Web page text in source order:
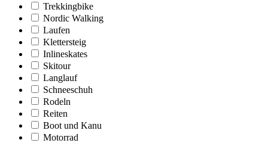
Trekkingbike
Nordic Walking
Laufen
Klettersteig
Inlineskates
Skitour
Langlauf
Schneeschuh
Rodeln
Reiten
Boot und Kanu
Motorrad